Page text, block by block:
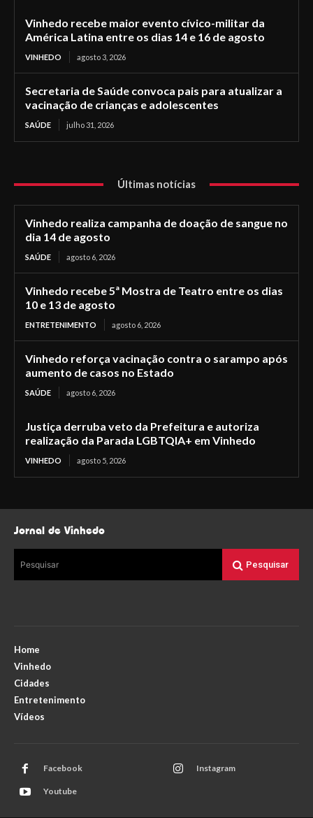
Vinhedo recebe maior evento cívico-militar da
América Latina entre os dias 14 e 16 de agosto
VINHEDO agosto 3, 2026
Secretaria de Saúde convoca pais para atualizar a
vacinação de crianças e adolescentes
SAÚDE julho 31, 2026
Últimas notícias
Vinhedo realiza campanha de doação de sangue no
dia 14 de agosto
SAÚDE agosto 6, 2026
Vinhedo recebe 5ª Mostra de Teatro entre os dias
10 e 13 de agosto
ENTRETENIMENTO agosto 6, 2026
Vinhedo reforça vacinação contra o sarampo após
aumento de casos no Estado
SAÚDE agosto 6, 2026
Justiça derruba veto da Prefeitura e autoriza
realização da Parada LGBTQIA+ em Vinhedo
VINHEDO agosto 5, 2026
Jornal de Vinhedo
Pesquisar Pesquisar
Home
Vinhedo
Cidades
Entretenimento
Vídeos
Facebook Instagram
Youtube